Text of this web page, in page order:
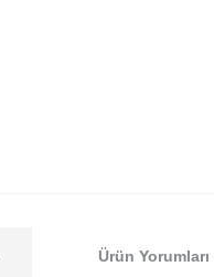
Ürün Yorumları